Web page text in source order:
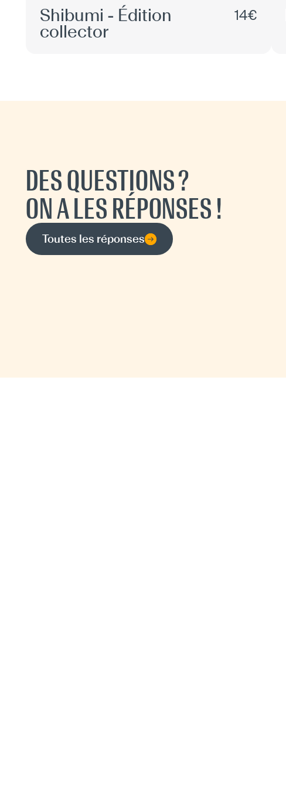
Shibumi - Édition
collector
14€
DES QUESTIONS ?
ON A LES RÉPONSES !
Toutes les réponses